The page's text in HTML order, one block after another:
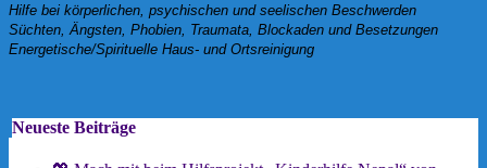
Hilfe bei körperlichen, psychischen und seelischen Beschwerden
Süchten, Ängsten, Phobien, Traumata, Blockaden und Besetzungen
Energetische/Spirituelle Haus- und Ortsreinigung
Neueste Beiträge